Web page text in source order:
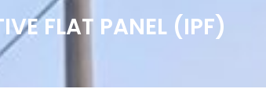
FLAT PANEL (IPF)